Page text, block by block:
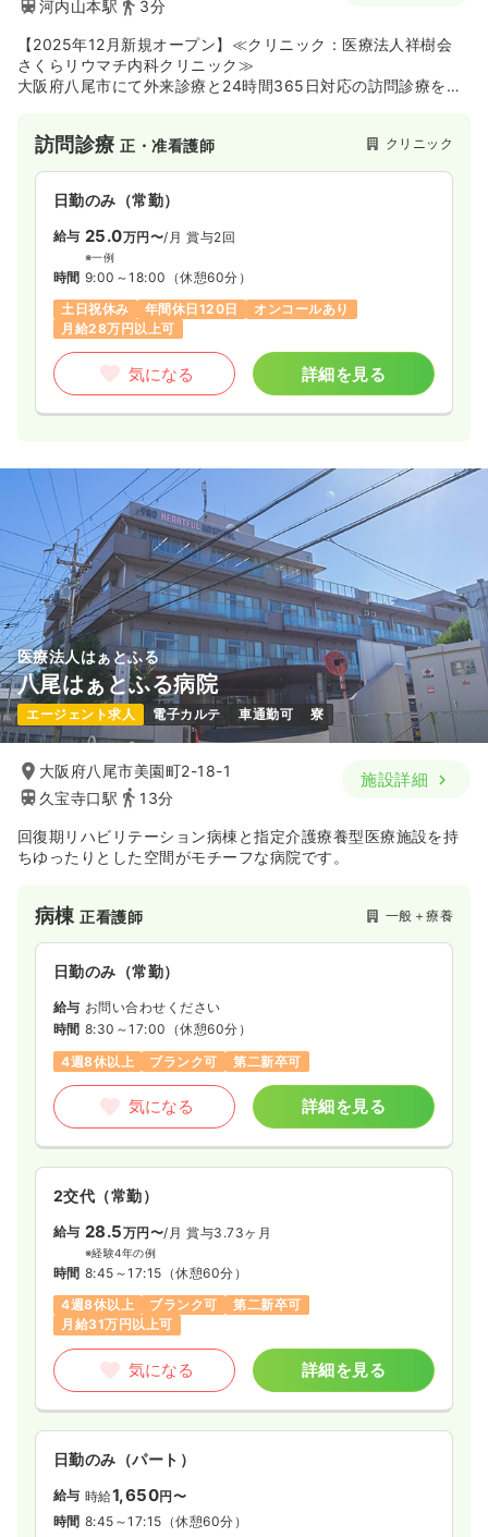
河内山本駅
3分
【2025年12月新規オープン】≪クリニック：医療法人祥樹会
さくらリウマチ内科クリニック≫
大阪府八尾市にて外来診療と24時間365日対応の訪問診療を行
では精神科の医師も在籍してうつ病や認知症などの精神疾患に
も対応しています。複数の疾患を抱える患者様を総合的にサポ
ートできる体制が整っており、専門的な外来診療や幅広い症状
に対応する在宅医療に携わりながら地域医療に貢献したい方に
おすすめの施設です
訪問診療正・准看護師 クリニック
日勤のみ（常勤）
給与 25.0万円〜/月 賞与2回
※一例
時間 9:00～18:00 （休憩60分）
土日祝休み
年間休日120日
オンコールあり
月給28万円以上可
気になる 詳細を見る
医療法人はぁとふる
八尾はぁとふる病院
エージェント求人 電子カルテ 車通勤可 寮
大阪府八尾市美園町2-18-1
久宝寺口駅
13分
施設詳細
回復期リハビリテーション病棟と指定介護療養型医療施設を持
ちゆったりとした空間がモチーフな病院です。
病棟正看護師 一般＋療養
日勤のみ（常勤）
給与 お問い合わせください
時間 8:30～17:00 （休憩60分）
4週8休以上
ブランク可 第二新卒可
気になる 詳細を見る
2交代（常勤）
給与 28.5万円〜/月 賞与3.73ヶ月
※経験4年の例
時間 8:45～17:15 （休憩60分）
4週8休以上
ブランク可
第二新卒可
月給31万円以上可
気になる 詳細を見る
日勤のみ（パート）
給与 時給1,650円〜
時間 8:45～17:15 （休憩60分）